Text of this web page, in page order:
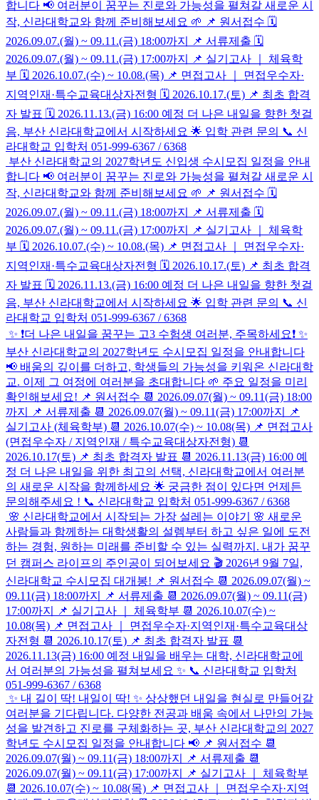
합니다 📢 여러분이 꿈꾸는 진로와 가능성을 펼쳐갈 새로운 시
작, 신라대학교와 함께 준비해보세요 🌱 📌 원서접수 🗓
2026.09.07.(월) ~ 09.11.(금) 18:00까지 📌 서류제출 🗓
2026.09.07.(월) ~ 09.11.(금) 17:00까지 📌 실기고사 ｜ 체육학
부 🗓 2026.10.07.(수) ~ 10.08.(목) 📌 면접고사 ｜ 면접우수자·
지역인재·특수교육대상자전형 🗓 2026.10.17.(토) 📌 최초 합격
자 발표 🗓 2026.11.13.(금) 16:00 예정 더 나은 내일을 향한 첫걸
음, 부산 신라대학교에서 시작하세요 🌟 입학 관련 문의 📞 신
라대학교 입학처 051-999-6367 / 6368
부산 신라대학교의 2027학년도 신입생 수시모집 일정을 안내
합니다 📢 여러분이 꿈꾸는 진로와 가능성을 펼쳐갈 새로운 시
작, 신라대학교와 함께 준비해보세요 🌱 📌 원서접수 🗓
2026.09.07.(월) ~ 09.11.(금) 18:00까지 📌 서류제출 🗓
2026.09.07.(월) ~ 09.11.(금) 17:00까지 📌 실기고사 ｜ 체육학
부 🗓 2026.10.07.(수) ~ 10.08.(목) 📌 면접고사 ｜ 면접우수자·
지역인재·특수교육대상자전형 🗓 2026.10.17.(토) 📌 최초 합격
자 발표 🗓 2026.11.13.(금) 16:00 예정 더 나은 내일을 향한 첫걸
음, 부산 신라대학교에서 시작하세요 🌟 입학 관련 문의 📞 신
라대학교 입학처 051-999-6367 / 6368
✨ ❗️더 나은 내일을 꿈꾸는 고3 수험생 여러분, 주목하세요❗️ ✨
부산 신라대학교의 2027학년도 수시모집 일정을 안내합니다
📢 배움의 깊이를 더하고, 학생들의 가능성을 키워온 신라대학
교. 이제 그 여정에 여러분을 초대합니다 🌱 주요 일정을 미리
확인해보세요! 📌 원서접수 📆 2026.09.07(월) ~ 09.11(금) 18:00
까지 📌 서류제출 📆 2026.09.07(월) ~ 09.11(금) 17:00까지 📌
실기고사 (체육학부) 📆 2026.10.07(수) ~ 10.08(목) 📌 면접고사
(면접우수자 / 지역인재 / 특수교육대상자전형) 📆
2026.10.17(토) 📌 최초 합격자 발표 📆 2026.11.13(금) 16:00 예
정 더 나은 내일을 위한 최고의 선택, 신라대학교에서 여러분
의 새로운 시작을 함께하세요 🌟 궁금한 점이 있다면 언제든
문의해주세요 ! 📞 신라대학교 입학처 051-999-6367 / 6368
🌸 신라대학교에서 시작되는 가장 설레는 이야기 🌸 새로운
사람들과 함께하는 대학생활의 설렘부터 하고 싶은 일에 도전
하는 경험, 원하는 미래를 준비할 수 있는 실력까지. 내가 꿈꾸
던 캠퍼스 라이프의 주인공이 되어보세요 🎬 2026년 9월 7일,
신라대학교 수시모집 대개봉! 📌 원서접수 📆 2026.09.07(월) ~
09.11(금) 18:00까지 📌 서류제출 📆 2026.09.07(월) ~ 09.11(금)
17:00까지 📌 실기고사 ｜ 체육학부 📆 2026.10.07(수) ~
10.08(목) 📌 면접고사 ｜ 면접우수자·지역인재·특수교육대상
자전형 📆 2026.10.17(토) 📌 최초 합격자 발표 📆
2026.11.13(금) 16:00 예정 내일을 배우는 대학, 신라대학교에
서 여러분의 가능성을 펼쳐보세요 ✨ 📞 신라대학교 입학처
051-999-6367 / 6368
✨ 내 길이 딱! 내일이 딱! ✨ 상상했던 내일을 현실로 만들어갈
여러분을 기다립니다. 다양한 전공과 배움 속에서 나만의 가능
성을 발견하고 진로를 구체화하는 곳, 부산 신라대학교의 2027
학년도 수시모집 일정을 안내합니다 📢 📌 원서접수 📆
2026.09.07(월) ~ 09.11(금) 18:00까지 📌 서류제출 📆
2026.09.07(월) ~ 09.11(금) 17:00까지 📌 실기고사 ｜ 체육학부
📆 2026.10.07(수) ~ 10.08(목) 📌 면접고사 ｜ 면접우수자·지역